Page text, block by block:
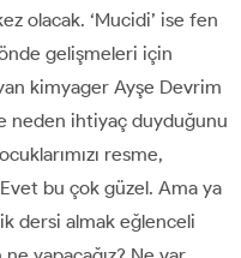
olacak. ‘Mucidi’ ise fen
gelişmeleri için
kimyager Ayşe Devrim
neden ihtiyaç duyduğunu
resme,
bu çok güzel. Ama ya
dersi almak eğlenceli